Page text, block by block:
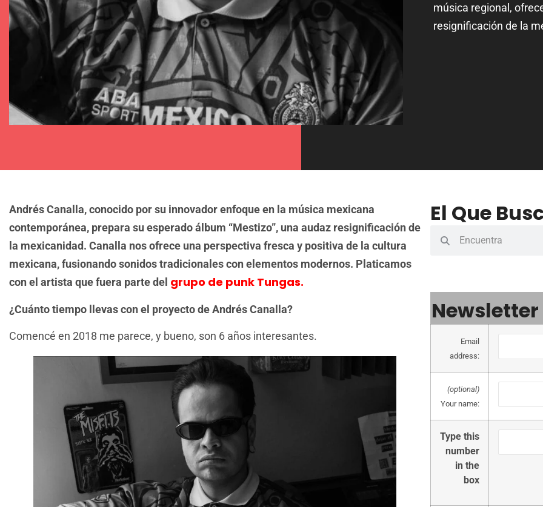
música regional,
resignificación de la
Andrés Canalla, conocido por su innovador enfoque en la música mexicana
contemporánea, prepara su esperado álbum “Mestizo”, una audaz resignificación de
la mexicanidad. Canalla nos ofrece una perspectiva fresca y positiva de la cultura
mexicana, fusionando sonidos tradicionales con elementos modernos. Platicamos
con el artista que fuera parte del grupo de punk Tungas.
¿Cuánto tiempo llevas con el proyecto de Andrés Canalla?
Comencé en 2018 me parece, y bueno, son 6 años interesantes.
El Que
Newsletter
Email
address:
(optional)
Your name:
Type this
number
in the
box